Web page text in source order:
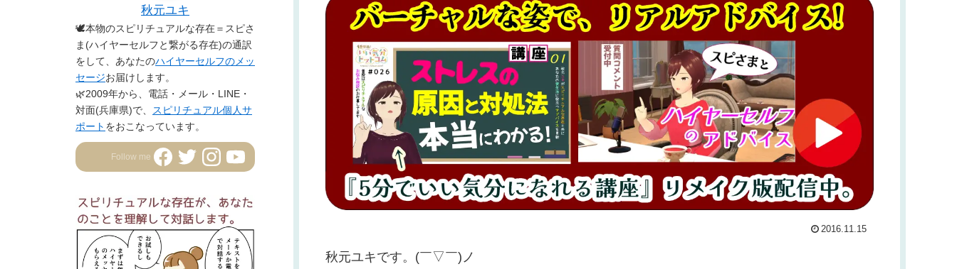
2016.11.15
秋元ユキです。(￣▽￣)ノ